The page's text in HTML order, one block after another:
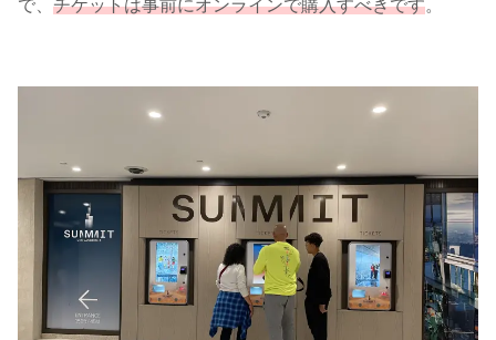
で、 チケットは事前にオンラインで購入すべきです。